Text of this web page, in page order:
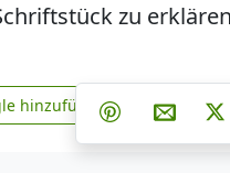
zu
zu Google hinzufügen
hinzufügen Teilen
Teilen auf
Per E-